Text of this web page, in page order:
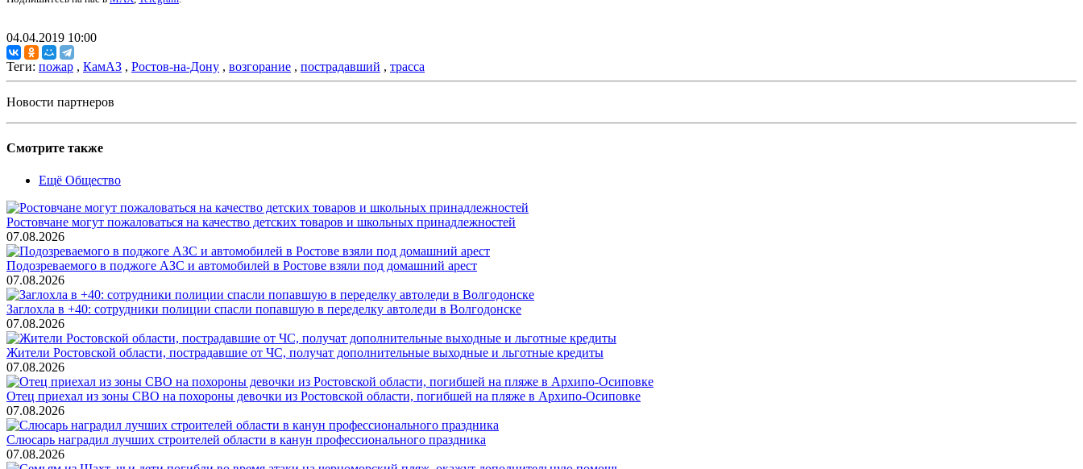
04.04.2019 10:00
Теги: пожар , КамАЗ , Ростов-на-Дону , возгорание , пострадавший , трасса
Новости партнеров
Смотрите также
Ещё Общество
Ростовчане могут пожаловаться на качество детских товаров и школьных принадлежностей
07.08.2026
Подозреваемого в поджоге АЗС и автомобилей в Ростове взяли под домашний арест
07.08.2026
Заглохла в +40: сотрудники полиции спасли попавшую в переделку автоледи в Волгодонске
07.08.2026
Жители Ростовской области, пострадавшие от ЧС, получат дополнительные выходные и льготные кредиты
07.08.2026
Отец приехал из зоны СВО на похороны девочки из Ростовской области, погибшей на пляже в Архипо-Осиповке
07.08.2026
Слюсарь наградил лучших строителей области в канун профессионального праздника
07.08.2026